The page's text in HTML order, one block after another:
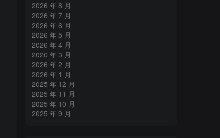
2026 年 8 月
2026 年 7 月
2026 年 6 月
2026 年 5 月
2026 年 4 月
2026 年 3 月
2026 年 2 月
2026 年 1 月
2025 年 12 月
2025 年 11 月
2025 年 10 月
2025 年 9 月